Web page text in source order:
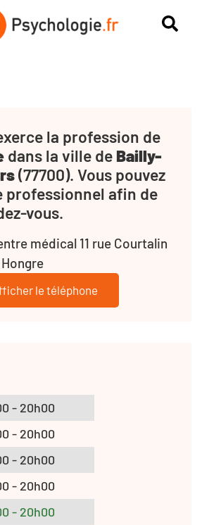
la profession de
dans la ville de Bailly-
(77700). Vous pouvez
professionnel afin de
vous.
médical 11 rue Courtalin
le téléphone
- 20h00
- 20h00
- 20h00
- 20h00
- 20h00